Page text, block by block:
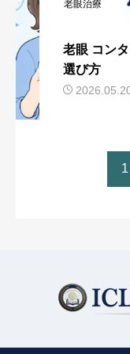
老眼治療
老眼 コン
選び方
1